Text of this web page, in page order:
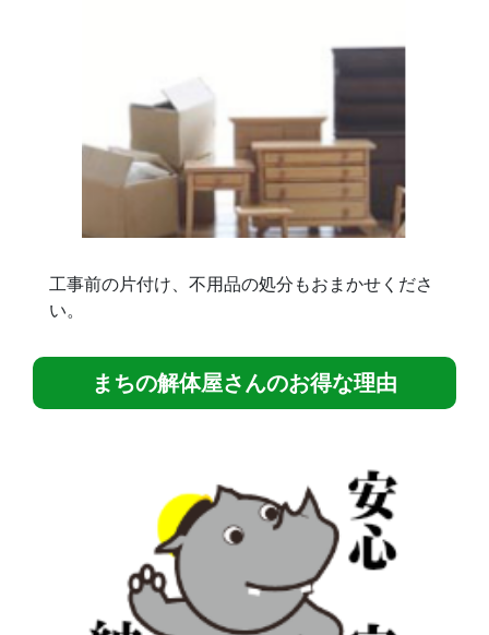
工事前の片付け、不用品の処分もおまかせくださ
い。
まちの解体屋さんのお得な理由